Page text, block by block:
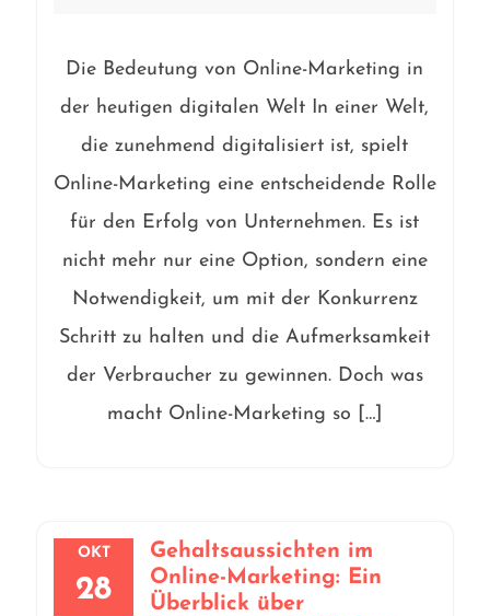
Die Bedeutung von Online-Marketing in
der heutigen digitalen Welt In einer Welt,
die zunehmend digitalisiert ist, spielt
Online-Marketing eine entscheidende Rolle
für den Erfolg von Unternehmen. Es ist
nicht mehr nur eine Option, sondern eine
Notwendigkeit, um mit der Konkurrenz
Schritt zu halten und die Aufmerksamkeit
der Verbraucher zu gewinnen. Doch was
macht Online-Marketing so […]
OKT
28
Gehaltsaussichten im
Online-Marketing: Ein
Überblick über